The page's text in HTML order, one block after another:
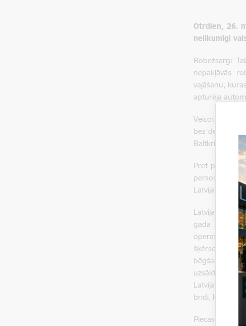
Otrdien, 26.
nelikumīgi
Robežsargi
nepakļāvās
vajāšanu,
apturēja
Veicot
bez derīgiem
Baltkrievijas-
Pret
personu
Latvijas
Latvijas
gada 23.
operatīvo
šķērsojušas
bēgšanu,
uzsākts
Latvijas
brīdī, ko veica
Piecas